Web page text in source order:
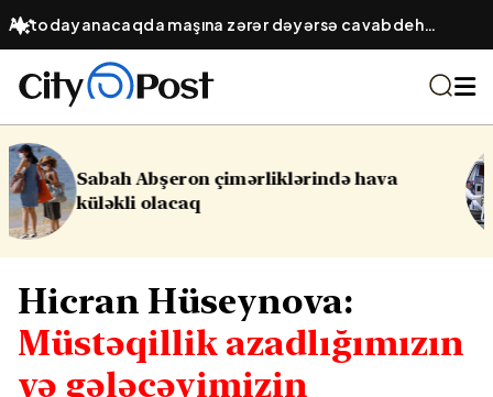
Avtodayanacaqda maşına zərər dəyərsə cavabdeh
kimdir? – Obyekt sahibinin hüquqi öhdəliyi
hava
16 yaşlı yeniyetmə öldü,
Hicran Hüseynova:
Müstəqillik azadlığımızın
və gələcəyimizin